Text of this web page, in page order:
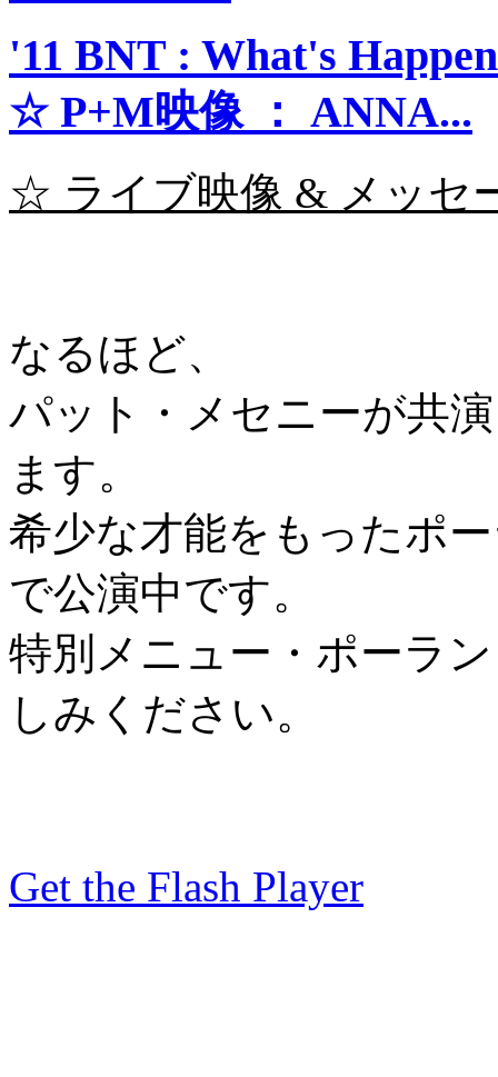
'11 BNT : What's
☆ P+M映像 ： ANNA...
☆ ライブ映像 & メッセ
なるほど、
パット・メセニーが共
ます。
希少な才能をもったポ
で公演中です。
特別メニュー・ポーラ
しみください。
Get the Flash Player